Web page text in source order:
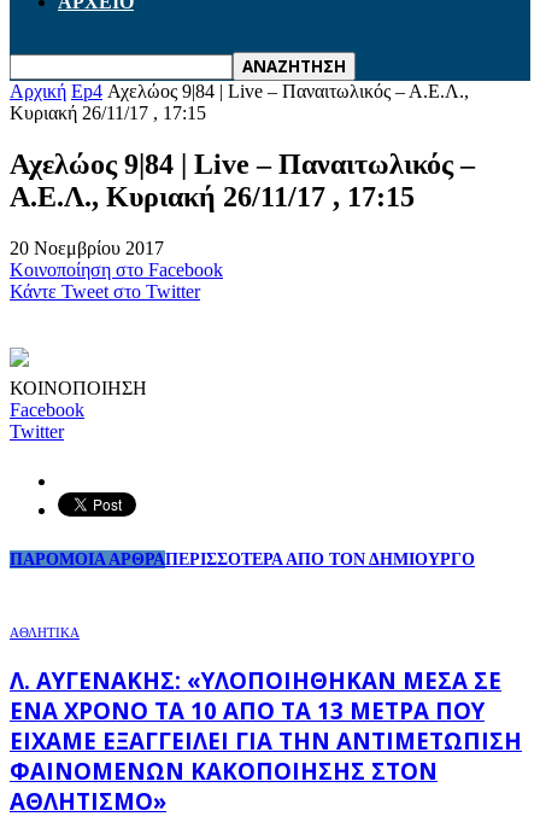
Αρχική Ep4 Αχελώος 9|84 | Live – Παναιτωλικός – Α.Ε.Λ.,
Κυριακή 26/11/17 , 17:15
Αχελώος 9|84 | Live – Παναιτωλικός –
Α.Ε.Λ., Κυριακή 26/11/17 , 17:15
20 Νοεμβρίου 2017
Κοινοποίηση στο Facebook
Κάντε Tweet στο Twitter
ΚΟΙΝΟΠΟΙΗΣΗ
Facebook
Twitter
ΠΑΡΟΜΟΙΑ ΑΡΘΡΑΠΕΡΙΣΣΟΤΕΡΑ ΑΠΟ ΤΟΝ ΔΗΜΙΟΥΡΓΟ
ΑΘΛΗΤΙΚΑ
Λ. ΑΥΓΕΝΆΚΗΣ: «ΥΛΟΠΟΙΉΘΗΚΑΝ ΜΈΣΑ ΣΕ
ΈΝΑ ΧΡΌΝΟ ΤΑ 10 ΑΠΌ ΤΑ 13 ΜΈΤΡΑ ΠΟΥ
ΕΊΧΑΜΕ ΕΞΑΓΓΕΊΛΕΙ ΓΙΑ ΤΗΝ ΑΝΤΙΜΕΤΏΠΙΣΗ
ΦΑΙΝΟΜΈΝΩΝ ΚΑΚΟΠΟΊΗΣΗΣ ΣΤΟΝ
ΑΘΛΗΤΙΣΜΌ»